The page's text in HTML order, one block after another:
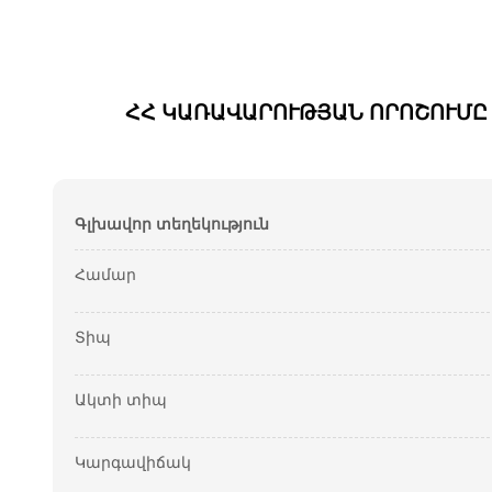
ՀՀ ԿԱՌԱՎԱՐՈՒԹՅԱՆ ՈՐՈՇՈՒՄԸ
Գլխավոր տեղեկություն
Համար
Տիպ
Ակտի տիպ
Կարգավիճակ